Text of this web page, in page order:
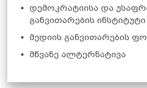
დემოკრატიისა და
განვითარების ინსტიტუტი
მედიის განვითარების
მწვანე ალტერნატივა